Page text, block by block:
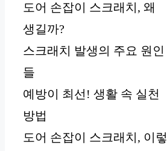
도어 손잡이 스크래치, 왜
생길까?
스크래치 발생의 주요 원인
들
예방이 최선! 생활 속 실천
방법
도어 손잡이 스크래치, 이렇